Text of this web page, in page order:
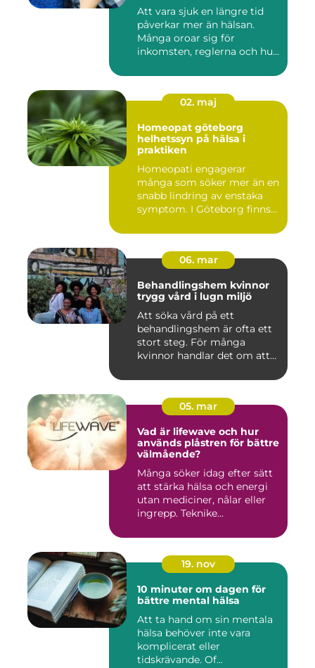
Att vara sjuk en längre tid
påverkar mer än hälsan.
Många oroar sig för
inkomsten, reglerna och hur
02. maj
Homeopat göteborg
helhetssyn på hälsa i
praktiken
Homeopati engagerar
många som söker mer än en
snabb lindring av enstaka
symptom. I Göteborg finns
06. mar
Behandlingshem kvinnor
trygg vård i lugn miljö
Att söka vård på ett
behandlingshem är ofta ett
stort steg. För många
kvinnor handlar det om att
05. mar
Vad är lifewave och hur
används plåstren för bättre
välmående?
Många söker idag efter sätt
att stärka hälsa och energi
utan mediciner, nålar eller
ingrepp. Teknike...
19. nov
10 minuter om dagen för
bättre mental hälsa
Att ta hand om sin mentala
hälsa behöver inte vara
komplicerat eller
tidskrävande. Of...